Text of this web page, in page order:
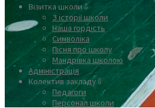
Візитка школи⇩
З історії школи
Наша гордість
Символіка
Пісня про школу
Мандрівка школою
Адміністрація
Колектив закладу⇩
Педагоги
Персонал школи